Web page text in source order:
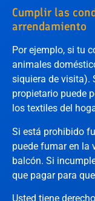
Cumplir las
arrendamiento
Por ejemplo, si tu
animales
siquiera de visita).
propietario puede
los textiles del
Si está prohibido
puede fumar en la
balcón. Si
que pagar para
Usted tiene